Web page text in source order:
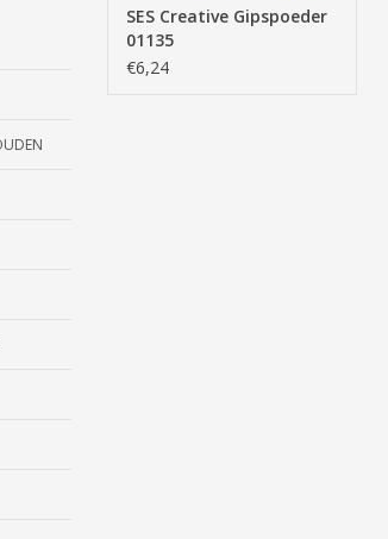
SES Creative Gipspoeder
01135
€6,24